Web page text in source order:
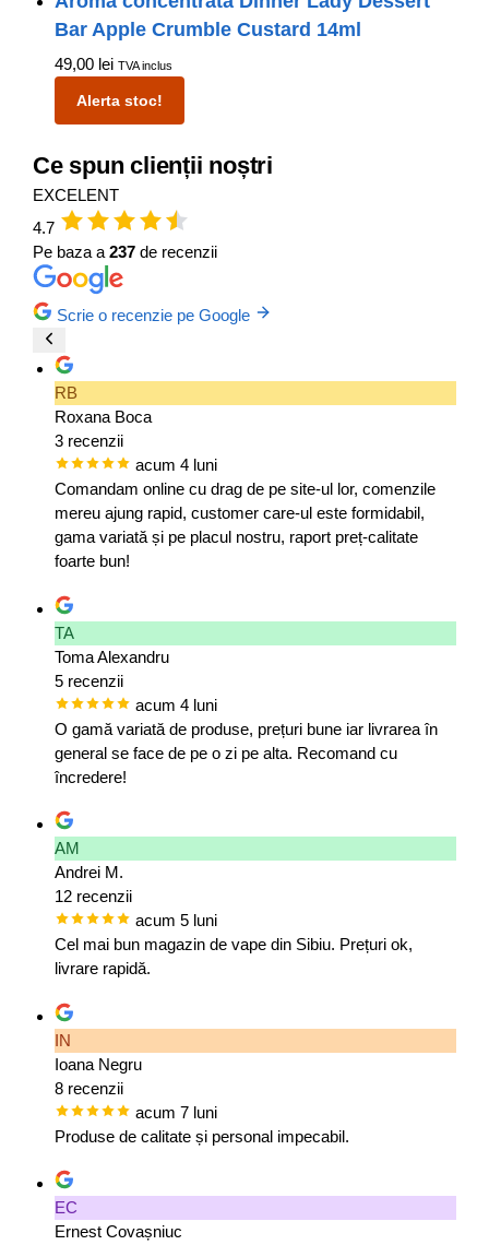
Bar Apple Crumble Custard 14ml
49,00 lei TVA inclus
Alerta stoc!
Ce spun clienții noștri
EXCELENT
4.7
Pe baza a237 de recenzii
Scrie o recenzie pe Google
RB
Roxana Boca
3 recenzii
acum 4 luni
Comandam online cu drag de pe site-ul lor, comenzile
mereu ajung rapid, customer care-ul este formidabil,
gama variată și pe placul nostru, raport preț-calitate
foarte bun!
TA
Toma Alexandru
5 recenzii
acum 4 luni
O gamă variată de produse, prețuri bune iar livrarea în
general se face de pe o zi pe alta. Recomand cu
încredere!
AM
Andrei M.
12 recenzii
acum 5 luni
Cel mai bun magazin de vape din Sibiu. Prețuri ok,
livrare rapidă.
IN
Ioana Negru
8 recenzii
acum 7 luni
Produse de calitate și personal impecabil.
EC
Ernest Covașniuc